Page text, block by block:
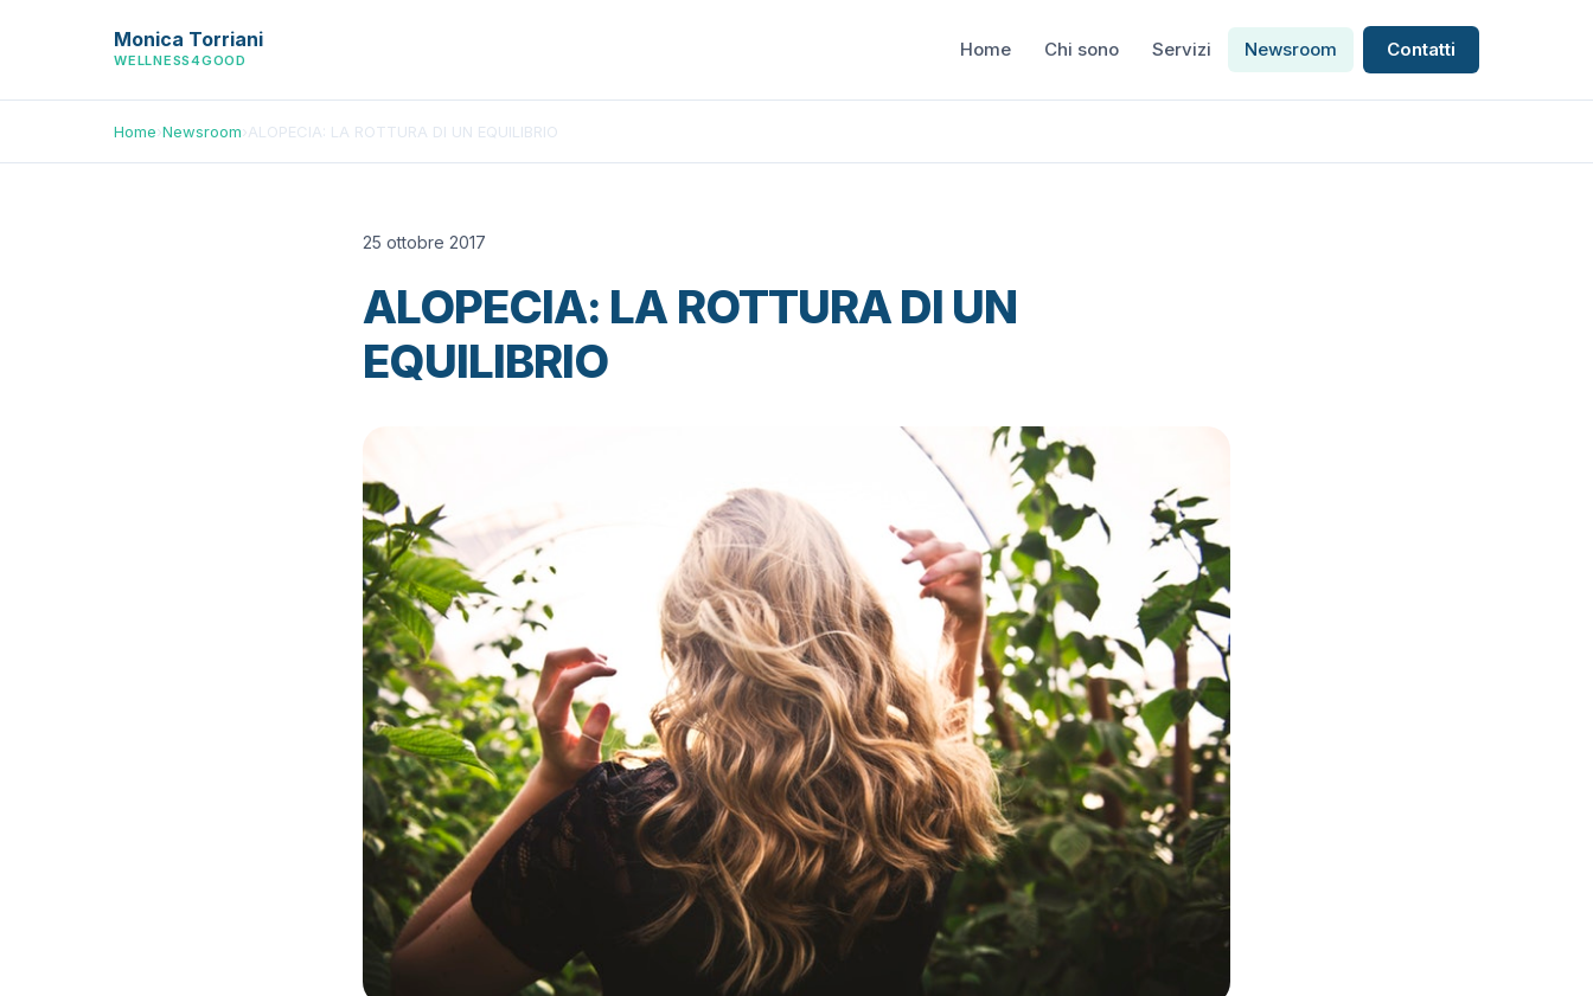
Monica Torriani
WELLNESS4GOOD Home Chi sono Servizi Newsroom Contatti
Home›Newsroom›ALOPECIA: LA ROTTURA DI UN EQUILIBRIO
25 ottobre 2017
ALOPECIA: LA ROTTURA DI UN
EQUILIBRIO